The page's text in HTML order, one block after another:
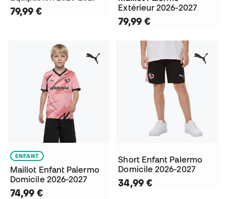
79,99 €
Extérieur 2026-2027
79,99 €
ENFANT
Maillot Enfant Palermo
Domicile 2026-2027
74,99 €
Short Enfant Palermo
Domicile 2026-2027
34,99 €